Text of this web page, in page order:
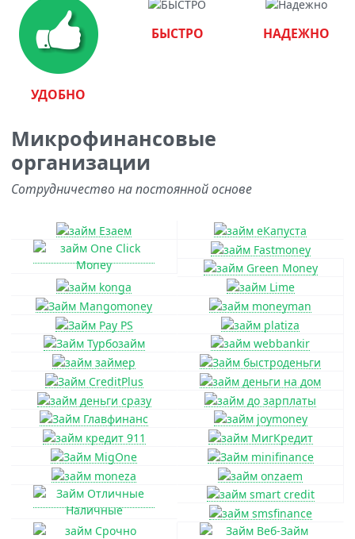
УДОБНО
БЫСТРО НАДЕЖНО
Микрофинансовые
организации
Сотрудничество на постоянной основе